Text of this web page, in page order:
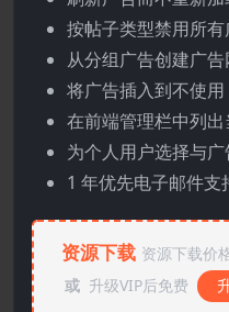
按帖子类型禁用所
从分组广告创建广告
将广告插入到不使
在前端管理栏中列
为个人用户选择与
1 年优先电子邮件
资源下载 资源下载价
或 升级VIP后免费